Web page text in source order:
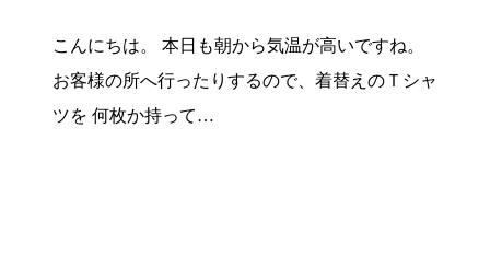
こんにちは。 本日も朝から気温が高いですね。
お客様の所へ行ったりするので、着替えのＴシャ
ツを 何枚か持って…